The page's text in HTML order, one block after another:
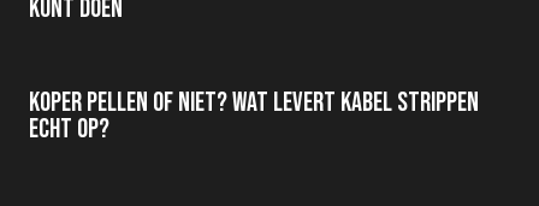
kunt doen
Koper pellen of niet? Wat levert kabel strippen
echt op?